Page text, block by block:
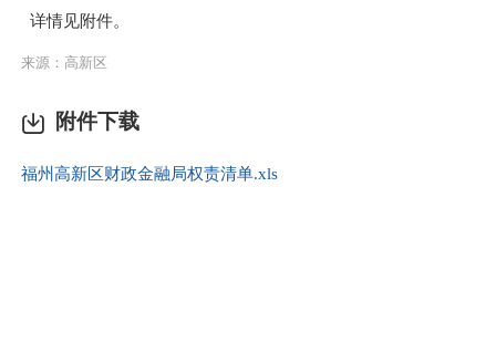
详情见附件。
来源：高新区
附件下载
福州高新区财政金融局权责清单.xls